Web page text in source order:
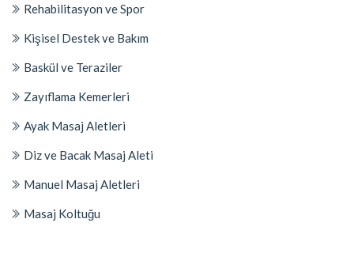
Rehabilitasyon ve Spor
Kişisel Destek ve Bakım
Baskül ve Teraziler
Zayıflama Kemerleri
Ayak Masaj Aletleri
Diz ve Bacak Masaj Aleti
Manuel Masaj Aletleri
Masaj Koltuğu